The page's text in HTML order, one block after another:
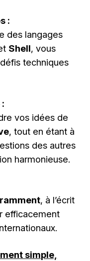
:
des langages
Shell, vous
techniques
vos idées de
, tout en étant à
des autres
harmonieuse.
, à l’écrit
efficacement
simple,